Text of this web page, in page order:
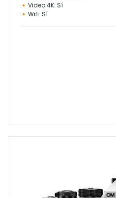
Video 4K: Sí
Wifi: Sí